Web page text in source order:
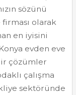
sözünü
olarak
en iyisini
evden eve
çözümler
çalışma
sektöründe